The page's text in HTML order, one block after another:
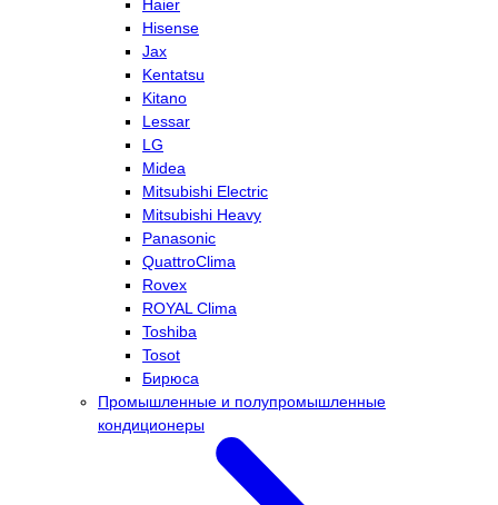
Haier
Hisense
Jax
Kentatsu
Kitano
Lessar
LG
Midea
Mitsubishi Electric
Mitsubishi Heavy
Panasonic
QuattroClima
Rovex
ROYAL Clima
Toshiba
Tosot
Бирюса
Промышленные и полупромышленные
кондиционеры